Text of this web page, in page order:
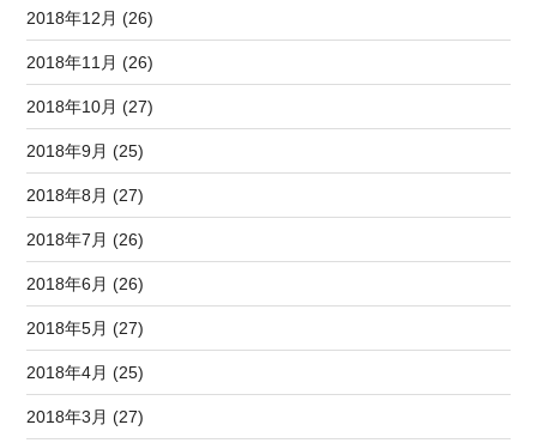
2018年12月 (26)
2018年11月 (26)
2018年10月 (27)
2018年9月 (25)
2018年8月 (27)
2018年7月 (26)
2018年6月 (26)
2018年5月 (27)
2018年4月 (25)
2018年3月 (27)